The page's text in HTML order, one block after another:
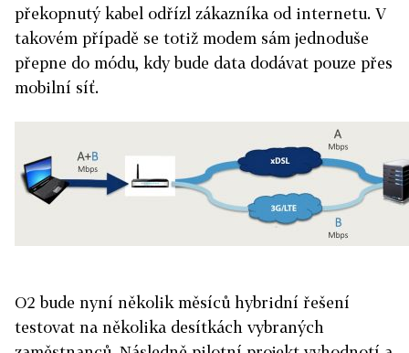
překopnutý kabel odřízl zákazníka od internetu. V
takovém případě se totiž modem sám jednoduše
přepne do módu, kdy bude data dodávat pouze přes
mobilní síť.
O2 bude nyní několik měsíců hybridní řešení
testovat na několika desítkách vybraných